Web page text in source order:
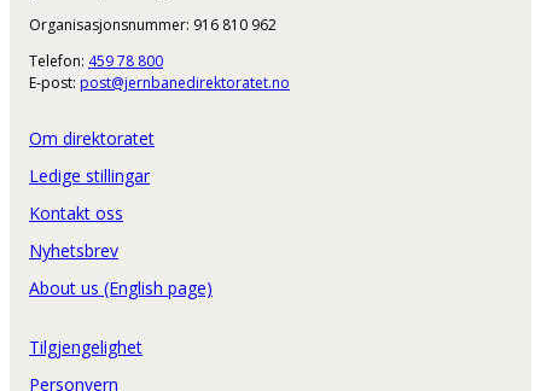
Organisasjonsnummer: 916 810 962
Telefon: 459 78 800
E-post: post@jernbanedirektoratet.no
Om direktoratet
Ledige stillingar
Kontakt oss
Nyhetsbrev
About us (English page)
Tilgjengelighet
Personvern